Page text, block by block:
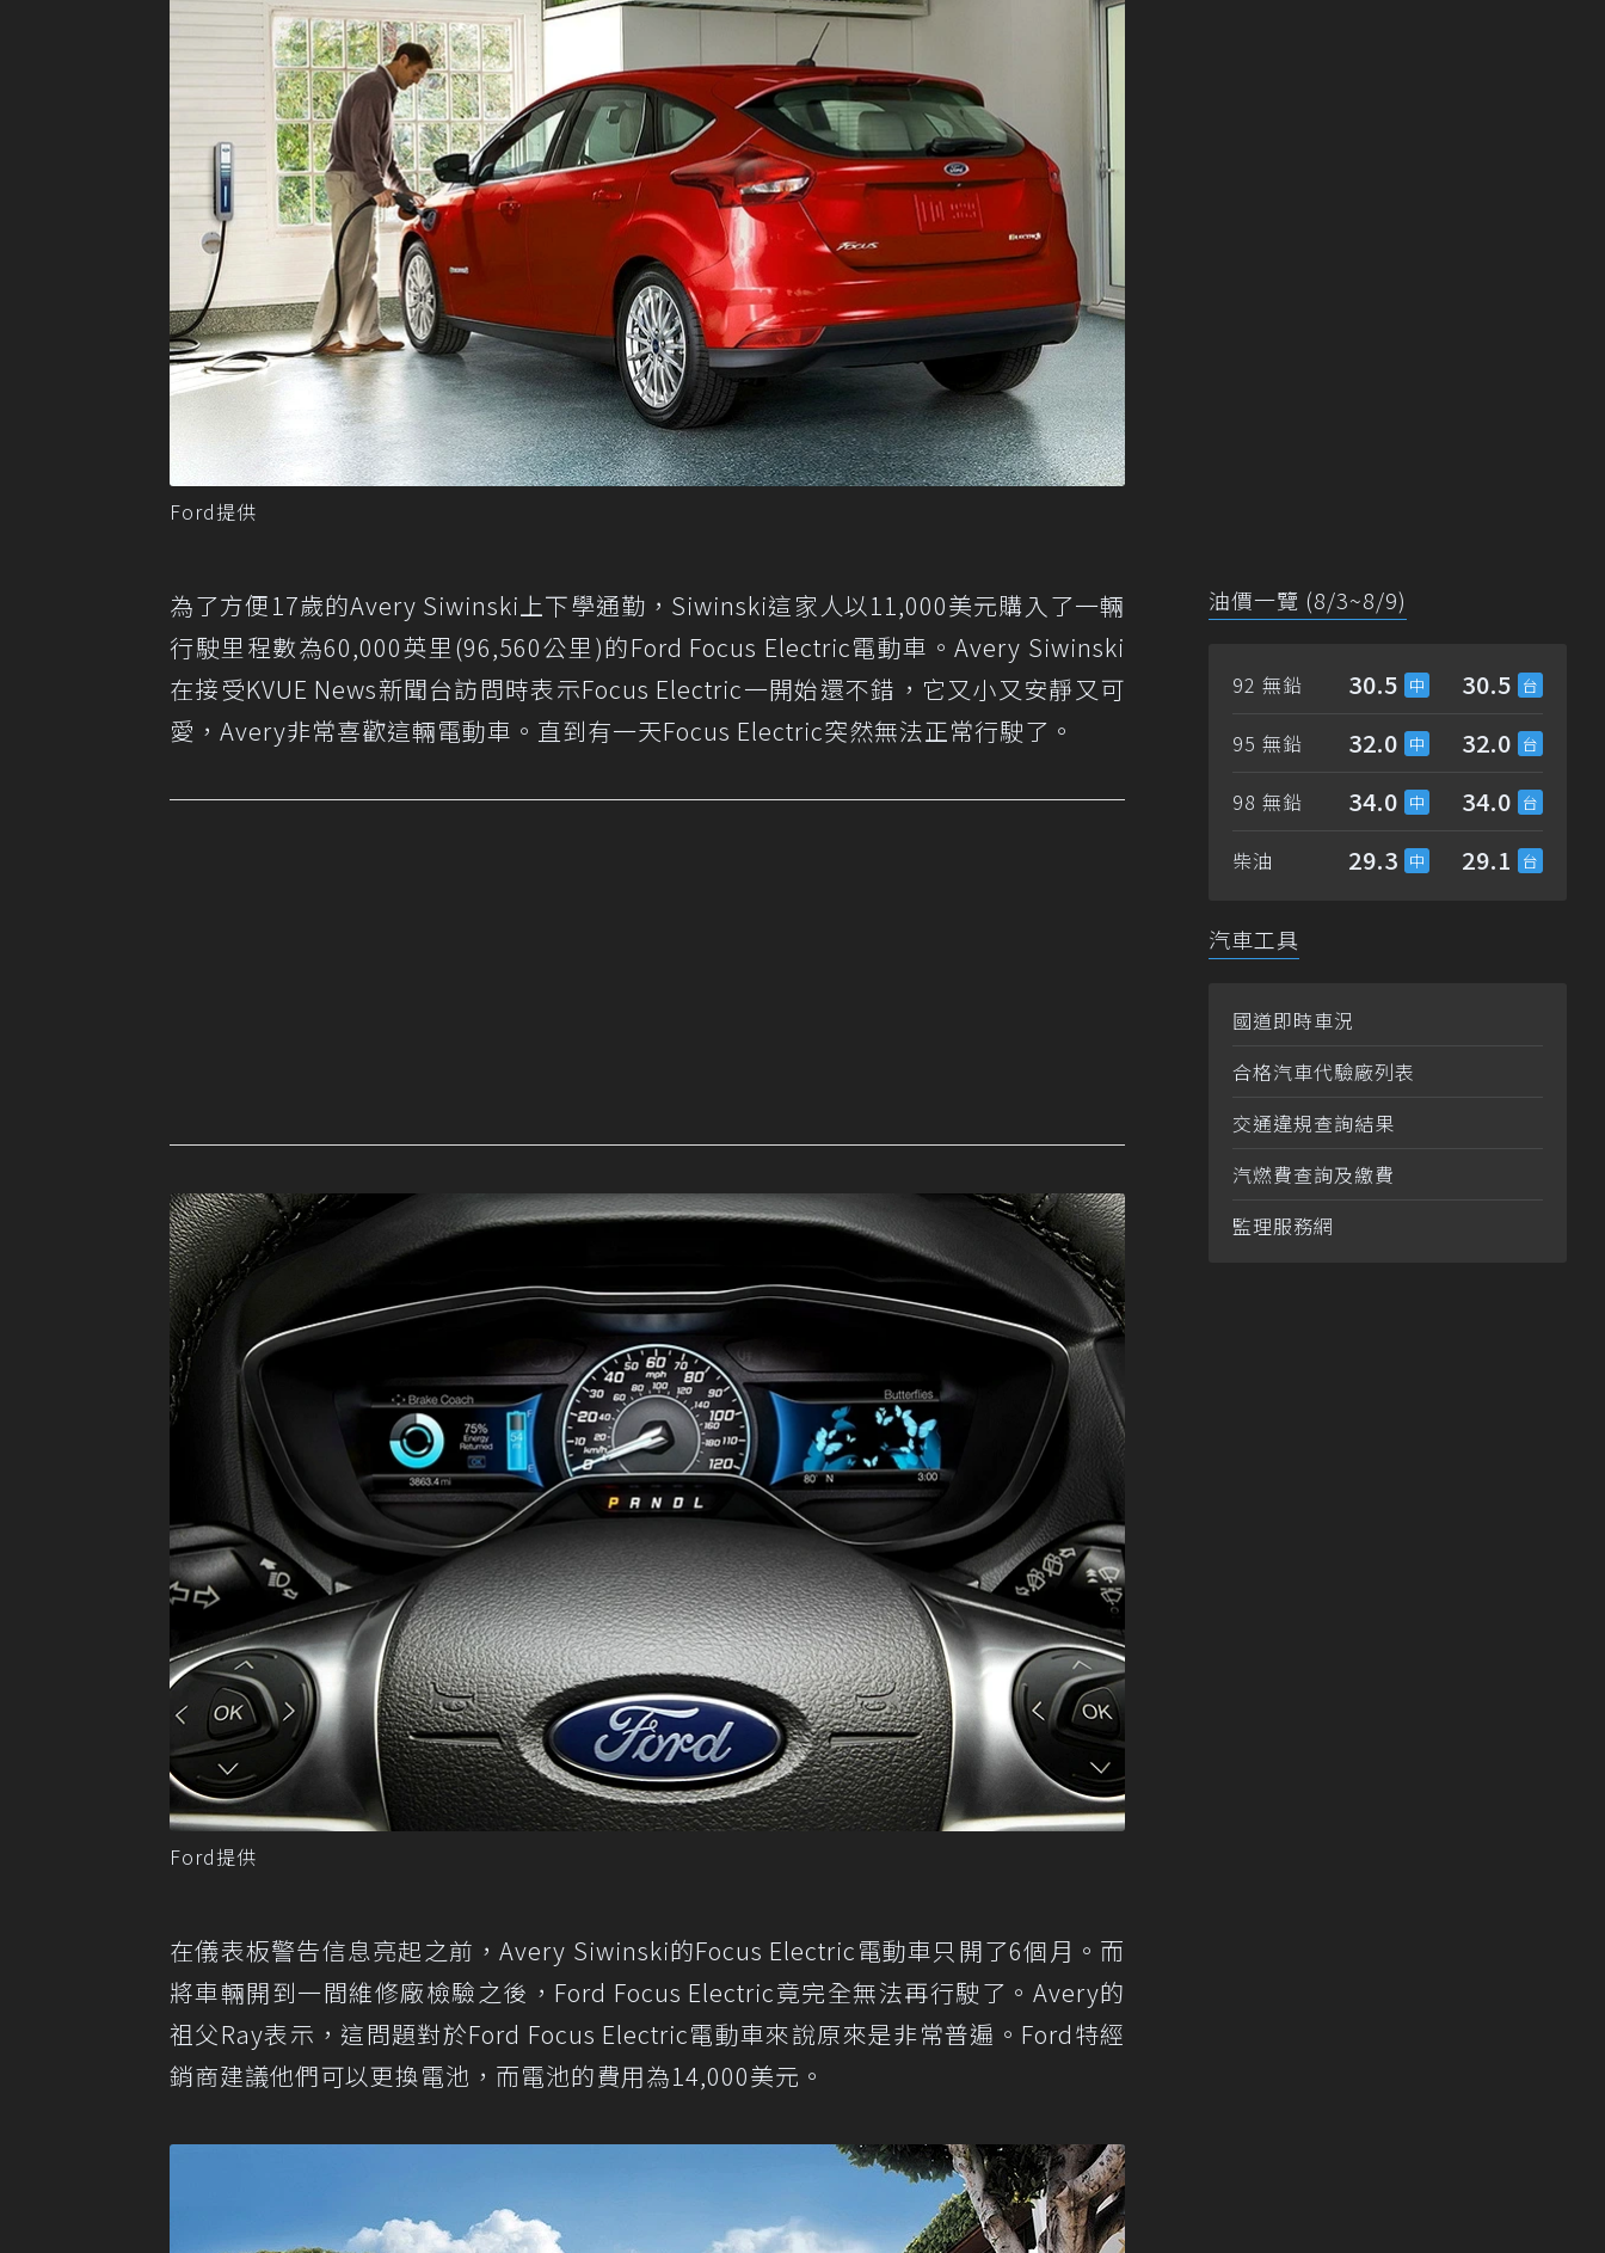
Ford提供
為了方便17歲的Avery Siwinski上下學通勤，Siwinski這家人以11,000美元購入了一輛
行駛里程數為60,000英里(96,560公里)的Ford Focus Electric電動車。Avery Siwinski
在接受KVUE News新聞台訪問時表示Focus Electric一開始還不錯，它又小又安靜又可
愛，Avery非常喜歡這輛電動車。直到有一天Focus Electric突然無法正常行駛了。
Ford提供
在儀表板警告信息亮起之前，Avery Siwinski的Focus Electric電動車只開了6個月。而
將車輛開到一間維修廠檢驗之後，Ford Focus Electric竟完全無法再行駛了。Avery的
祖父Ray表示，這問題對於Ford Focus Electric電動車來說原來是非常普遍。Ford特經
銷商建議他們可以更換電池，而電池的費用為14,000美元。
油價一覽 (8/3~8/9)
92 無鉛 30.5 30.5
95 無鉛 32.0 32.0
98 無鉛 34.0 34.0
柴油 29.3 29.1
汽車工具
國道即時車況
合格汽車代驗廠列表
交通違規查詢結果
汽燃費查詢及繳費
監理服務網